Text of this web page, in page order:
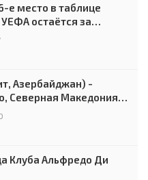
е место в таблице
остаётся за
Азербайджан) -
Северная Македония) -
Клуба Альфредо Ди